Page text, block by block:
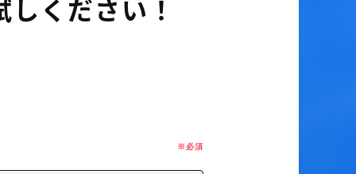
しください！
※必須